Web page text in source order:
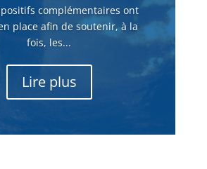
complémentaires ont
place afin de soutenir, à la
fois, les...
Lire plus